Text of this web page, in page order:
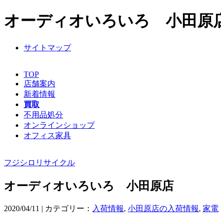
オーディオいろいろ 小田原
サイトマップ
TOP
店舗案内
新着情報
買取
不用品処分
オンラインショップ
オフィス家具
フジシロリサイクル
オーディオいろいろ 小田原店
2020/04/11 | カテゴリー： 入荷情報, 小田原店の入荷情報, 家電